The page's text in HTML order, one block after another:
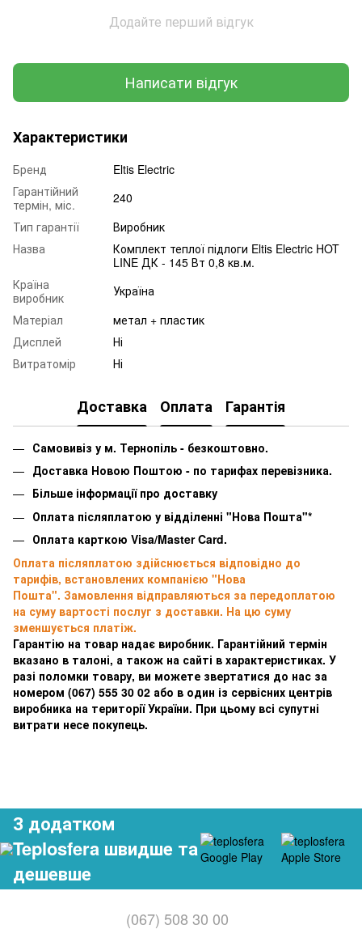
Додайте перший відгук
Написати відгук
Характеристики
Бренд
Eltis Electric
Гарантійний
термін, міс.
240
Тип гарантії
Виробник
Назва
Комплект теплої підлоги Eltis Electric HOT
LINE ДК - 145 Вт 0,8 кв.м.
Країна
виробник
Україна
Матеріал
метал + пластик
Дисплей
Ні
Витратомір
Ні
Доставка Оплата Гарантія
Самовивіз у м. Тернопіль - безкоштовно.
Доставка Новою Поштою - по тарифах перевізника.
Більше інформації про доставку
Оплата післяплатою у відділенні "Нова Пошта"*
Оплата карткою Visa/Master Card.
Оплата післяплатою здійснюється відповідно до
тарифів, встановлених компанією "Нова
Пошта". Замовлення відправляються за передоплатою
на суму вартості послуг з доставки. На цю суму
зменшується платіж.
Гарантію на товар надає виробник. Гарантійний термін
вказано в талоні, а також на сайті в характеристиках. У
разі поломки товару, ви можете звертатися до нас за
номером (067) 555 30 02 або в один із сервісних центрів
виробника на території України. При цьому всі супутні
витрати несе покупець.
З додатком
Teplosfera швидше та
дешевше
(067) 508 30 00